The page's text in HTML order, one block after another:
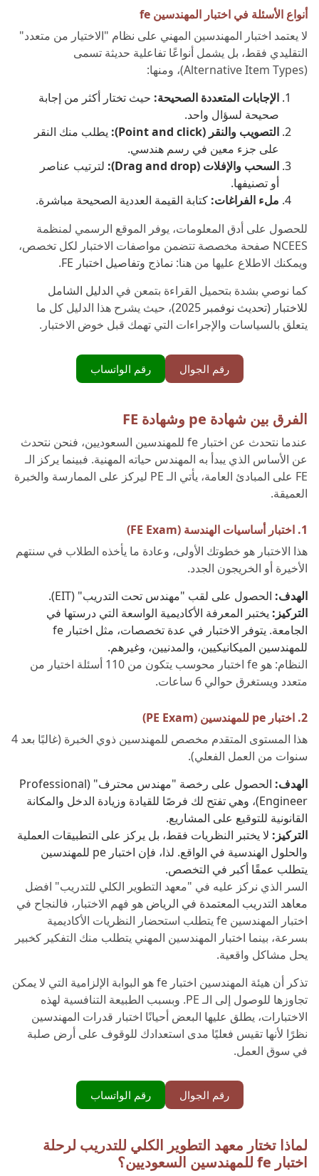
أنواع الأسئلة في اختبار المهندسين fe
لا يعتمد اختبار المهندسين المهني على نظام "الاختيار من متعدد"
التقليدي فقط، بل يشمل أنواعًا تفاعلية حديثة تسمى
(Alternative Item Types)، ومنها:
الإجابات المتعددة الصحيحة: حيث تختار أكثر من إجابة
صحيحة لسؤال واحد.
التصويب والنقر (Point and click):
يطلب منك النقر
على جزء معين في رسم هندسي.
السحب والإفلات (Drag and drop):
لترتيب عناصر
أو تصنيفها.
ملء الفراغات: كتابة القيمة العددية الصحيحة مباشرة.
للحصول على أدق المعلومات، يوفر الموقع الرسمي لمنظمة
NCEES صفحة مخصصة تتضمن مواصفات الاختبار لكل تخصص،
ويمكنك الاطلاع عليها من هنا: نماذج وتفاصيل اختبار FE
.
كما نوصي بشدة بتحميل القراءة بتمعن في الدليل الشامل
للاختبار (تحديث نوفمبر 2025)
، حيث يشرح هذا الدليل كل ما
يتعلق بالسياسات والإجراءات التي تهمك قبل خوض الاختبار.
رقم الجوال رقم الواتساب
الفرق بين شهادة pe وشهادة FE
عندما نتحدث عن اختبار fe للمهندسين السعوديين، فنحن نتحدث
عن الأساس الذي يبدأ به المهندس حياته المهنية. فبينما يركز الـ
FE على المبادئ العامة، يأتي الـ PE ليركز على الممارسة والخبرة
العميقة.
1. اختبار أساسيات الهندسة (FE Exam)
هذا الاختبار هو خطوتك الأولى، وعادة ما يأخذه الطلاب في سنتهم
الأخيرة أو الخريجون الجدد.
الهدف: الحصول على لقب "مهندس تحت التدريب" (EIT).
التركيز: يختبر المعرفة الأكاديمية الواسعة التي درستها في
الجامعة. يتوفر الاختبار في عدة تخصصات، مثل اختبار fe
للمهندسين الميكانيكيين، والمدنيين، وغيرهم.
النظام: هو fe اختبار محوسب يتكون من 110 أسئلة اختيار من
متعدد ويستغرق حوالي 6 ساعات.
2. اختبار pe للمهندسين (PE Exam)
هذا المستوى المتقدم مخصص للمهندسين ذوي الخبرة (غالبًا بعد 4
سنوات من العمل الفعلي).
الهدف:
الحصول على رخصة "مهندس محترف" (Professional
Engineer)، وهي تفتح لك فرصًا للقيادة وزيادة الدخل والمكانة
القانونية للتوقيع على المشاريع.
التركيز: لا يختبر النظريات فقط، بل يركز على التطبيقات العملية
والحلول الهندسية في الواقع. لذا، فإن اختبار pe للمهندسين
يتطلب عمقًا أكبر في التخصص.
السر الذي نركز عليه في "معهد التطوير الكلي للتدريب" افضل
معاهد التدريب المعتمدة في الرياض هو فهم الاختبار، فالنجاح في
اختبار المهندسين fe يتطلب استحضار النظريات الأكاديمية
بسرعة، بينما اختبار المهندسين المهني يتطلب منك التفكير كخبير
يحل مشاكل واقعية.
تذكر أن هيئة المهندسين اختبار fe هو البوابة الإلزامية التي لا يمكن
تجاوزها للوصول إلى الـ PE. وبسبب الطبيعة التنافسية لهذه
الاختبارات، يطلق عليها البعض أحيانًا اختبار قدرات المهندسين
نظرًا لأنها تقيس فعليًا مدى استعدادك للوقوف على أرض صلبة
في سوق العمل.
رقم الجوال رقم الواتساب
لماذا تختار معهد التطوير الكلي للتدريب لرحلة
اختبار fe للمهندسين السعوديين؟